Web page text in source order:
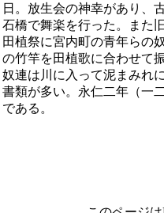
日。放生会の神幸があり、
石橋で舞楽を行った。また
田植祭に宮内町の青年らの
の竹竿を田植歌に合わせて
奴連は川に入って泥まみれ
書類が多い。永仁二年（一
である。